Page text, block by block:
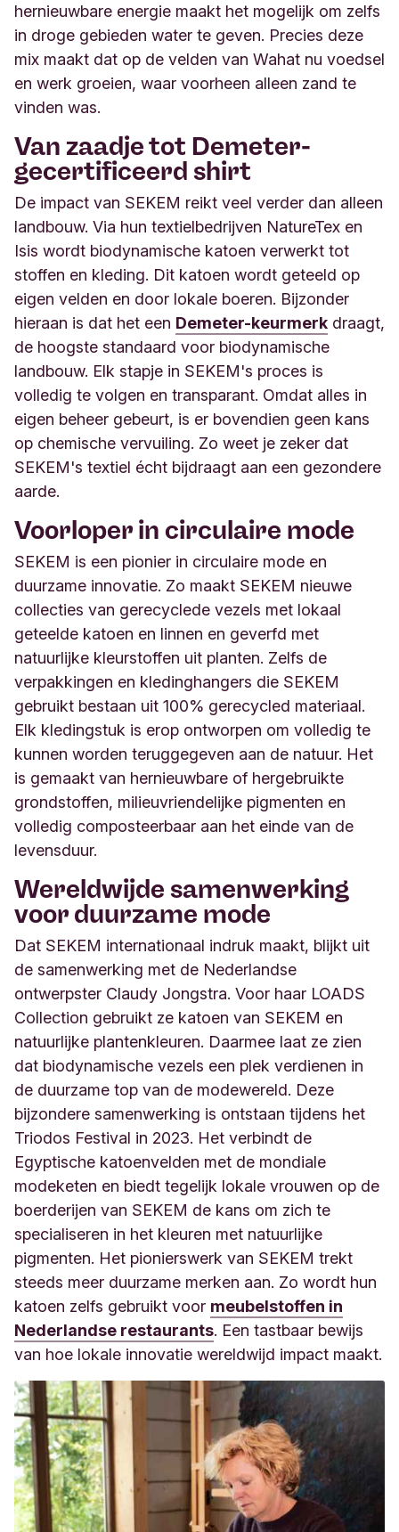
hernieuwbare energie maakt het mogelijk om zelfs
in droge gebieden water te geven. Precies deze
mix maakt dat op de velden van Wahat nu voedsel
en werk groeien, waar voorheen alleen zand te
vinden was.
Van zaadje tot Demeter-
gecertificeerd shirt
De impact van SEKEM reikt veel verder dan alleen
landbouw. Via hun textielbedrijven NatureTex en
Isis wordt biodynamische katoen verwerkt tot
stoffen en kleding. Dit katoen wordt geteeld op
eigen velden en door lokale boeren. Bijzonder
hieraan is dat het een Demeter-keurmerk draagt,
de hoogste standaard voor biodynamische
landbouw. Elk stapje in SEKEM's proces is
volledig te volgen en transparant. Omdat alles in
eigen beheer gebeurt, is er bovendien geen kans
op chemische vervuiling. Zo weet je zeker dat
SEKEM's textiel écht bijdraagt aan een gezondere
aarde.
Voorloper in circulaire mode
SEKEM is een pionier in circulaire mode en
duurzame innovatie. Zo maakt SEKEM nieuwe
collecties van gerecyclede vezels met lokaal
geteelde katoen en linnen en geverfd met
natuurlijke kleurstoffen uit planten. Zelfs de
verpakkingen en kledinghangers die SEKEM
gebruikt bestaan uit 100% gerecycled materiaal.
Elk kledingstuk is erop ontworpen om volledig te
kunnen worden teruggegeven aan de natuur. Het
is gemaakt van hernieuwbare of hergebruikte
grondstoffen, milieuvriendelijke pigmenten en
volledig composteerbaar aan het einde van de
levensduur.
Wereldwijde samenwerking
voor duurzame mode
Dat SEKEM internationaal indruk maakt, blijkt uit
de samenwerking met de Nederlandse
ontwerpster Claudy Jongstra. Voor haar LOADS
Collection gebruikt ze katoen van SEKEM en
natuurlijke plantenkleuren. Daarmee laat ze zien
dat biodynamische vezels een plek verdienen in
de duurzame top van de modewereld. Deze
bijzondere samenwerking is ontstaan tijdens het
Triodos Festival in 2023. Het verbindt de
Egyptische katoenvelden met de mondiale
modeketen en biedt tegelijk lokale vrouwen op de
boerderijen van SEKEM de kans om zich te
specialiseren in het kleuren met natuurlijke
pigmenten. Het pionierswerk van SEKEM trekt
steeds meer duurzame merken aan. Zo wordt hun
katoen zelfs gebruikt voor meubelstoffen in
Nederlandse restaurants. Een tastbaar bewijs
van hoe lokale innovatie wereldwijd impact maakt.